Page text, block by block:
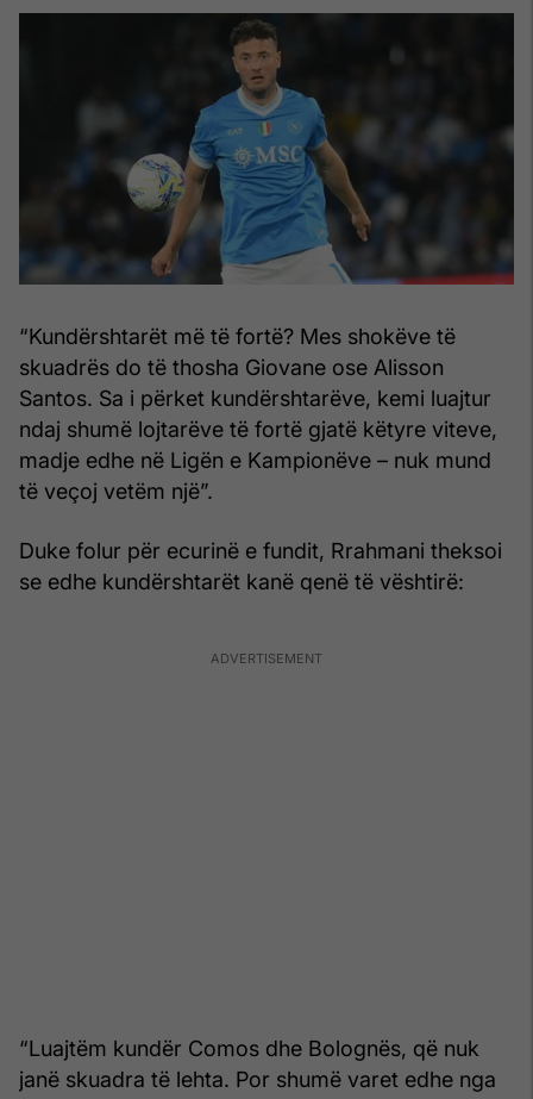
“Kundërshtarët më të fortë? Mes shokëve të
skuadrës do të thosha Giovane ose Alisson
Santos. Sa i përket kundërshtarëve, kemi luajtur
ndaj shumë lojtarëve të fortë gjatë këtyre viteve,
madje edhe në Ligën e Kampionëve – nuk mund
të veçoj vetëm një”.
Duke folur për ecurinë e fundit, Rrahmani theksoi
se edhe kundërshtarët kanë qenë të vështirë:
“Luajtëm kundër Comos dhe Bolognës, që nuk
janë skuadra të lehta. Por shumë varet edhe nga